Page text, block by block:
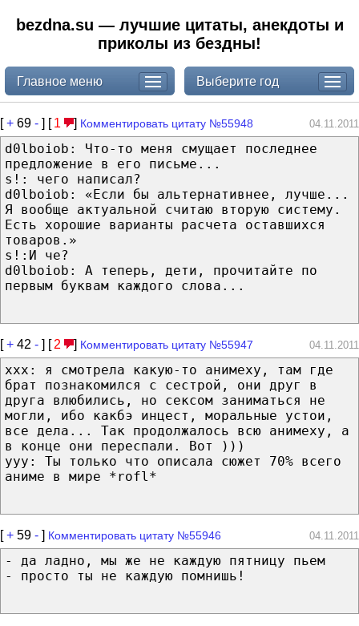
bezdna.su — лучшие цитаты, анекдоты и
приколы из бездны!
Главное меню Выберите год
[+ 69 - ] [ 1 ] Комментировать цитату №55948 04.11.2011
d0lboiob: Что-то меня смущает последнее
предложение в его письме...
s!: чего написал?
d0lboiob: «Если бы альтернативнее, лучше...
Я вообще актуальной считаю вторую систему.
Есть хорошие варианты расчета оставшихся
товаров.»
s!:И че?
d0lboiob: А теперь, дети, прочитайте по
первым буквам каждого слова...
[+ 42 - ] [ 2 ] Комментировать цитату №55947 04.11.2011
ххх: я смотрела какую-то анимеху, там где
брат познакомился с сестрой, они друг в
друга влюбились, но сексом заниматься не
могли, ибо какбэ инцест, моральные устои,
все дела... Так продолжалось всю анимеху, а
в конце они переспали. Вот )))
ууу: Ты только что описала сюжет 70% всего
аниме в мире *rofl*
[+ 59 - ] Комментировать цитату №55946 04.11.2011
- да ладно, мы же не каждую пятницу пьем
- просто ты не каждую помнишь!